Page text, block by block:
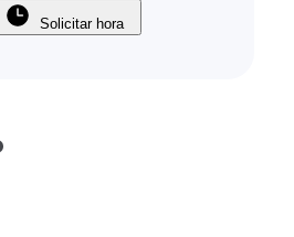
Solicitar hora